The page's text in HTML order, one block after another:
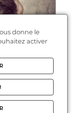
donne le
activer